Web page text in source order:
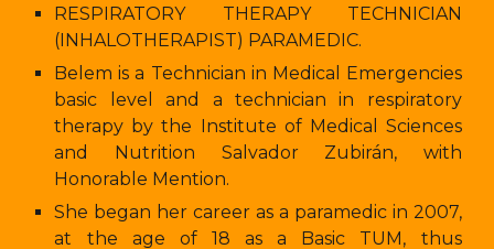
RESPIRATORY THERAPY TECHNICIAN
(INHALOTHERAPIST) PARAMEDIC.
Belem is a Technician in Medical Emergencies
basic level and a technician in respiratory
therapy by the Institute of Medical Sciences
and Nutrition Salvador Zubirán, with
Honorable Mention.
She began her career as a paramedic in 2007,
at the age of 18 as a Basic TUM, thus